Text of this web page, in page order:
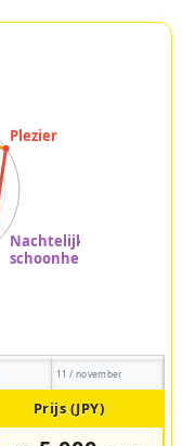
11 / november
Prijs (JPY)